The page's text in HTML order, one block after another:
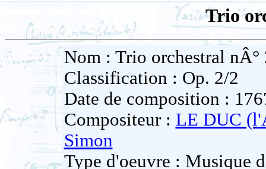
Trio
Nom : Trio orchestral nÂ°
Classification : Op. 2/2
Date de composition :
Compositeur : LE DUC
Simon
Type d'oeuvre : Musique